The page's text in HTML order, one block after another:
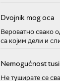
Dvojnik mog oca
Вероватно свако
са којим дели и
Nemogućnost
Не туширате се